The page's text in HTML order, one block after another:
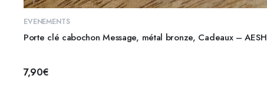
EVENEMENTS
Porte clé cabochon Message, métal bronze, Cadeaux – AESH
7,90€